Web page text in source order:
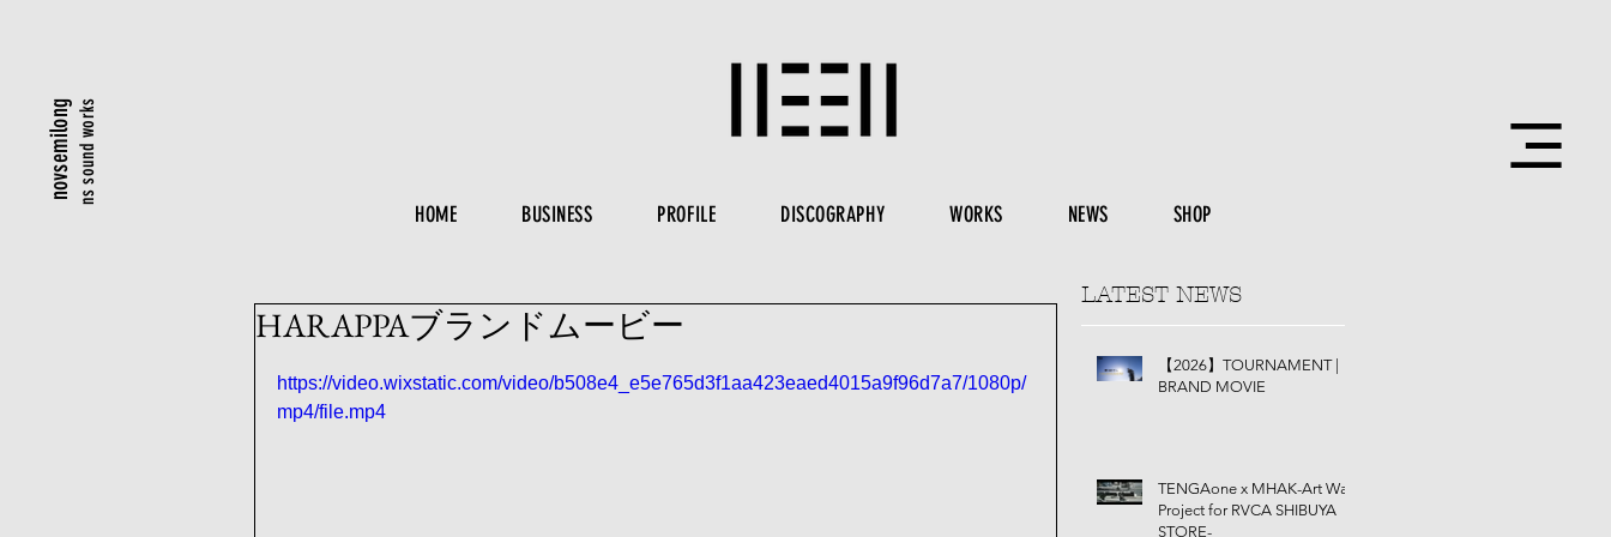
ns sound works
novsemilong
HOME BUSINESS PROFILE DISCOGRAPHY WORKS NEWS SHOP
HARAPPAブランドムービー
https://video.wixstatic.com/video/b508e4_e5e765d3f1aa423eaed4015a9f96d7a7/1080p/
mp4/file.mp4
LATEST NEWS
【2026】TOURNAMENT |
BRAND MOVIE
TENGAone x MHAK-Art Wall
Project for RVCA SHIBUYA
STORE-